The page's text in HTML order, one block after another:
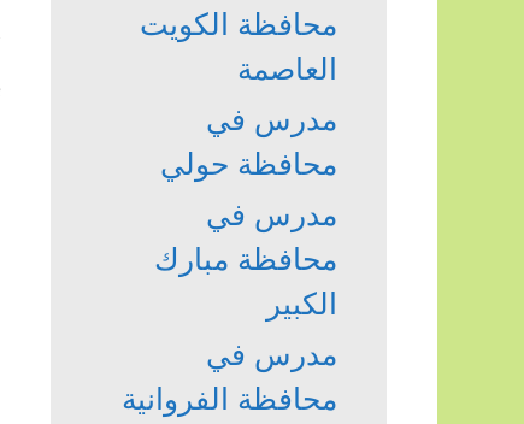
محافظة الكويت
العاصمة
مدرس في
محافظة حولي
مدرس في
محافظة مبارك
الكبير
مدرس في
محافظة الفروانية